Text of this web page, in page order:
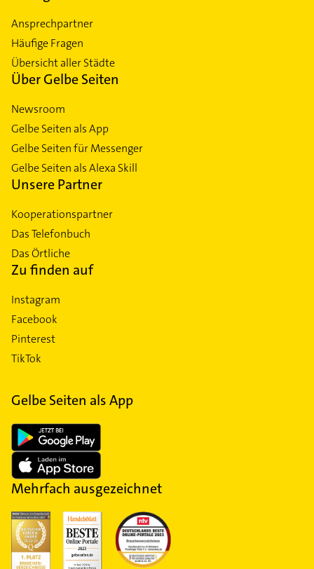
Ansprechpartner
Häufige Fragen
Übersicht aller Städte
Über Gelbe Seiten
Newsroom
Gelbe Seiten als App
Gelbe Seiten für Messenger
Gelbe Seiten als Alexa Skill
Unsere Partner
Kooperationspartner
Das Telefonbuch
Das Örtliche
Zu finden auf
Instagram
Facebook
Pinterest
TikTok
Gelbe Seiten als App
Mehrfach ausgezeichnet